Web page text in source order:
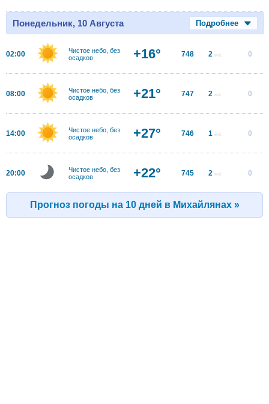
Понедельник, 10 Августа Подробнее
02:00
Чистое небо, без
осадков
+16° 748 2 м/с 0
08:00
Чистое небо, без
осадков
+21° 747 2 м/с 0
14:00
Чистое небо, без
осадков
+27° 746 1 м/с 0
20:00
Чистое небо, без
осадков
+22° 745 2 м/с 0
Прогноз погоды на 10 дней в Михайлянах »